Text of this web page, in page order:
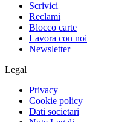
Scrivici
Reclami
Blocco carte
Lavora con noi
Newsletter
Legal
Privacy
Cookie policy
Dati societari